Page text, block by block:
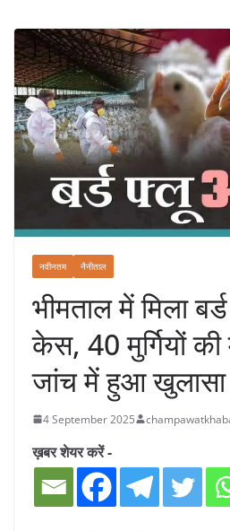
नवीनतम नैनीताल
भीमताल में मिला
केस, 40 मुर्गियों
जांच में हुआ खुलासा
4 September 2025
ख़बर शेयर करें -